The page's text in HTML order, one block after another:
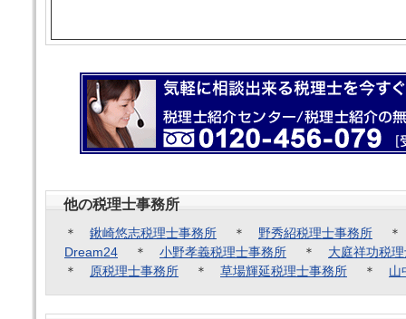
他の税理士事務所
＊ 鍬崎悠志税理士事務所 ＊ 野秀紹税理士事務所
Dream24 ＊ 小野孝義税理士事務所 ＊ 大庭祥功税
＊
原税理士事務所 ＊ 草場輝延税理士事務所 ＊ 山